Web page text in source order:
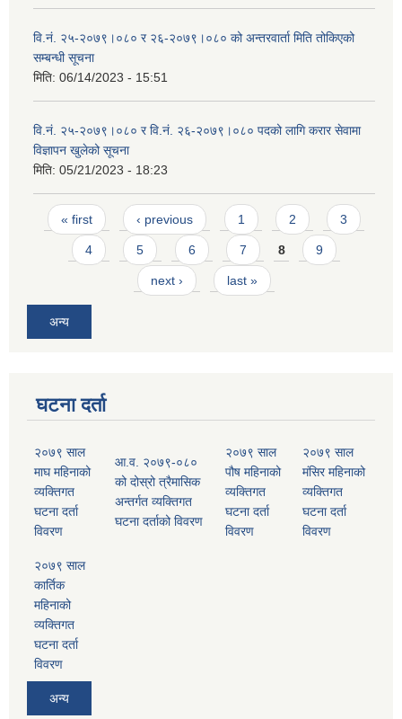
वि.नं. २५-२०७९।०८० र २६-२०७९।०८० को अन्तरवार्ता मिति तोकिएको
सम्बन्धी सूचना
मिति: 06/14/2023 - 15:51
वि.नं. २५-२०७९।०८० र वि.नं. २६-२०७९।०८० पदको लागि करार सेवामा
विज्ञापन खुलेको सूचना
मिति: 05/21/2023 - 18:23
Pages
« first ‹ previous 1 2 3
4 5 6 7 8 9
next › last »
अन्य
घटना दर्ता
२०७९ साल
माघ महिनाको
व्यक्तिगत
घटना दर्ता
विवरण
आ.व. २०७९-०८०
को दोस्रो त्रैमासिक
अन्तर्गत व्यक्तिगत
घटना दर्ताको विवरण
२०७९ साल
पौष महिनाको
व्यक्तिगत
घटना दर्ता
विवरण
२०७९ साल
मंसिर महिनाको
व्यक्तिगत
घटना दर्ता
विवरण
२०७९ साल
कार्तिक
महिनाको
व्यक्तिगत
घटना दर्ता
विवरण
अन्य